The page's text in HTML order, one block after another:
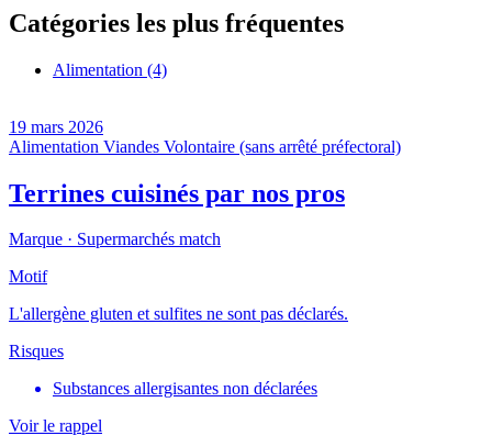
Catégories les plus fréquentes
Alimentation (4)
19 mars 2026
Alimentation Viandes Volontaire (sans arrêté préfectoral)
Terrines cuisinés par nos pros
Marque · Supermarchés match
Motif
L'allergène gluten et sulfites ne sont pas déclarés.
Risques
Substances allergisantes non déclarées
Voir le rappel